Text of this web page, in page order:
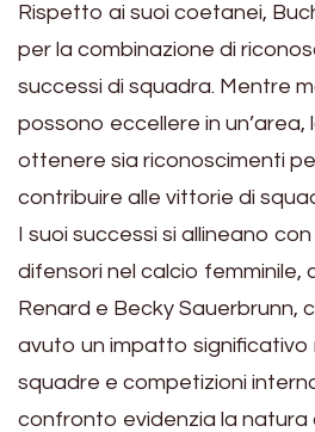
Rispetto ai suoi coetanei,
per la combinazione di
successi di squadra. Mentre
possono eccellere in un’area,
ottenere sia riconoscimenti
contribuire alle vittorie di
I suoi successi si allineano
difensori nel calcio femminile,
Renard e Becky Sauerbrunn,
avuto un impatto significativo
squadre e competizioni
confronto evidenzia la natura